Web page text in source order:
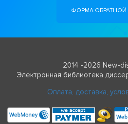
ФОРМА ОБРАТНОЙ
2014 -2026 New-
Электронная библиотека
Оплата, доставка,